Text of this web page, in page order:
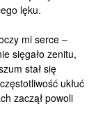
lęku.
mi serce –
sięgało zenitu,
stał się
ukłuć
zaczął powoli